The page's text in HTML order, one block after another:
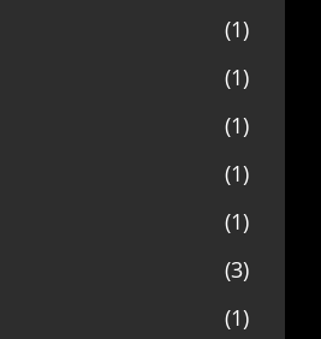
(1)
(1)
(1)
(1)
(1)
(3)
(1)